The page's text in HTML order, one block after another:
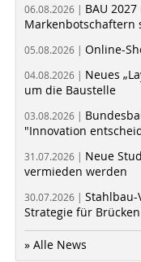
06.08.2026 | BAU
Markenbotschaftern
05.08.2026 | Online-
04.08.2026 | Neues
um die Baustelle
03.08.2026 |
"Innovation
31.07.2026 | Neue
vermieden werden
30.07.2026 |
Strategie für
» Alle News